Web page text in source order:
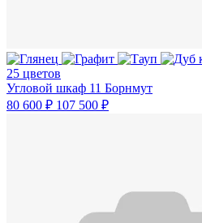
25 цветов
Угловой шкаф 11 Борнмут
80 600 ₽ 107 500 ₽